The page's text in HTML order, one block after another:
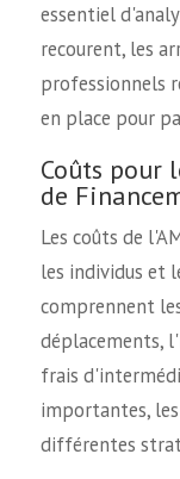
essentiel
recourent, les
professionnels
en place pour
Coûts pour
de
Les coûts de
les individus et
comprennent
déplacements,
frais
importantes,
différentes